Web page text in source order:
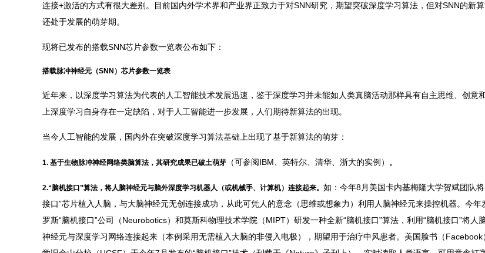
连接+激活的方式有很大差别。目前国内外学术界和产业界正致力于对SNN研究，期望突破深度学习算法，但对SNN的新
还处于发展的萌芽期。
现将已发布的搭载SNN芯片参数一览表公布如下：
搭载脉冲神经元（SNN）芯片参数一览表
近年来，以深度学习算法为代表的人工智能技术发展迅速，鉴于深度学习并未能如人类真脑活动那样具有自主思维、创意
上深度学习自身存在一定缺陷，对于人工智能进一步发展，人们期待新算法的出现。
当今人工智能的发展，国内外在突破深度学习算法基础上出现了基于新算法的萌芽：
1. 基于生物脉冲神经网络类脑算法，其研究成果已破土萌芽 （可参阅IBM、英特尔、清华、浙大的实例） 。
2.“脑机接口”算法，将人脑神经元与脑外深度学习机器人（或机械手、计算机）连接起来。 如：今年8月美国卡内基梅隆大学贺斌团队
接口”芯片植入人脑，与大脑神经元无创连接成功，从此可凭人的意念（思维或想象力）利用人脑神经元来操控机器。今年
罗斯“脑机接口”公司（Neurobotics）和莫斯科物理技术学院（MIPT）研发一种全新“脑机接口”算法，利用“脑机接口”将人脑
神经元与深度学习网络连接起来（本例采用无需植入大脑的非侵入电极），期望用于治疗中风患者。美国脸书（Facebook